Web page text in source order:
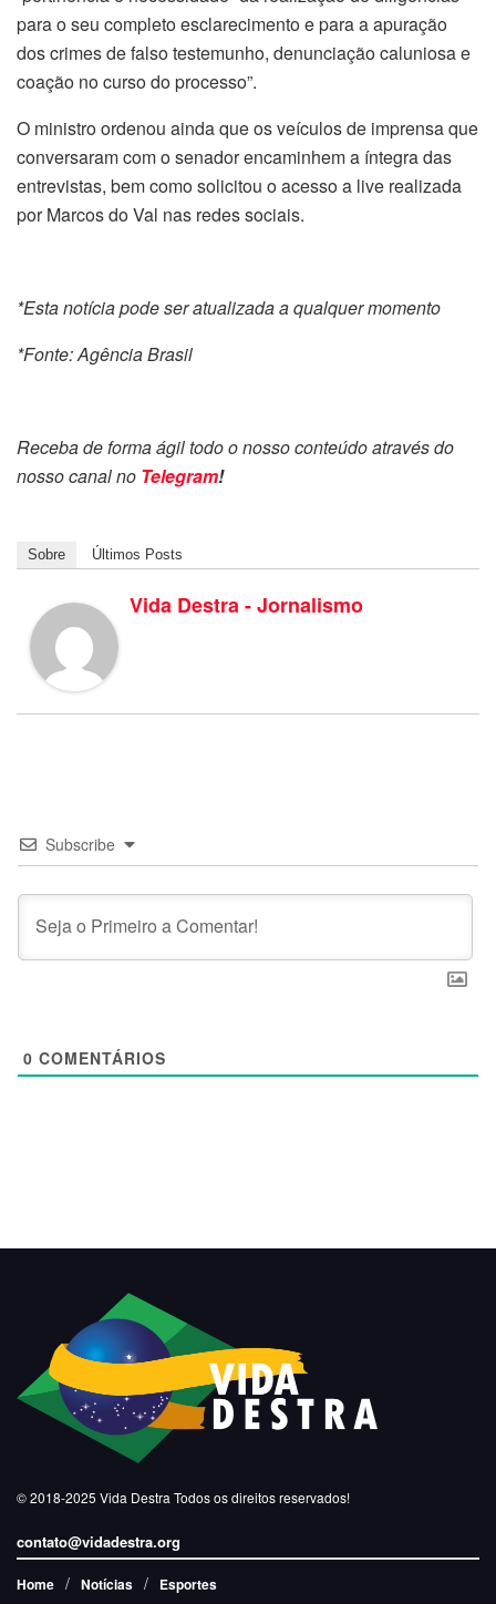
para o seu completo esclarecimento e para a apuração
dos crimes de falso testemunho, denunciação caluniosa e
coação no curso do processo”.
O ministro ordenou ainda que os veículos de imprensa que
conversaram com o senador encaminhem a íntegra das
entrevistas, bem como solicitou o acesso a live realizada
por Marcos do Val nas redes sociais.
*Esta notícia pode ser atualizada a qualquer momento
*Fonte: Agência Brasil
Receba de forma ágil todo o nosso conteúdo através do
nosso canal no Telegram!
Sobre Últimos Posts
Vida Destra - Jornalismo
Subscribe
0 COMENTÁRIOS
© 2018-2025 Vida Destra Todos os direitos reservados!
contato@vidadestra.org
Home Notícias Esportes